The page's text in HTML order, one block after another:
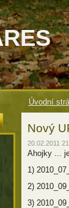
Úvodní
Nový
20.02.2011
Ahojky ...
1)
2)
3)